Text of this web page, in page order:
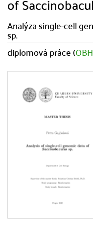
Analýza single-cell
sp.
diplomová práce (